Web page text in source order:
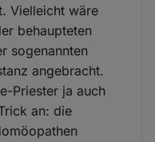
Vielleicht wäre
behaupteten
sogenannten
angebracht.
Priester ja auch
an: die